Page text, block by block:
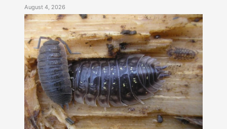
August 4, 2026